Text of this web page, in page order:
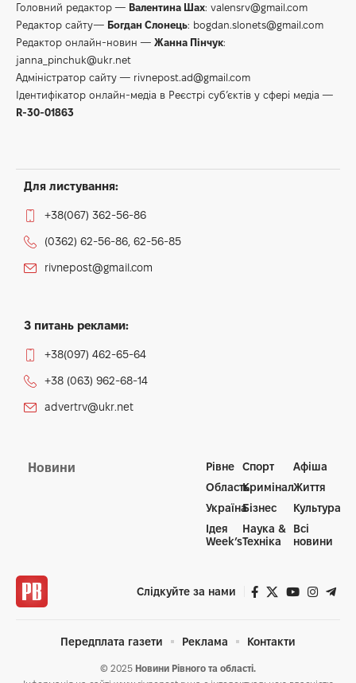
Головний редактор — Валентина Шах: valensrv@gmail.com
Редактор сайту— Богдан Слонець: bogdan.slonets@gmail.com
Редактор онлайн-новин — Жанна Пінчук:
janna_pinchuk@ukr.net
Адміністратор сайту — rivnepost.ad@gmail.com
Ідентифікатор онлайн-медіа в Реєстрі суб’єктів у сфері медіа —
R-30-01863
Для листування:
+38(067) 362-56-86
(0362) 62-56-86, 62-56-85
rivnepost@gmail.com
З питань реклами:
+38(097) 462-65-64
+38 (063) 962-68-14
advertrv@ukr.net
Новини
Рівне
Область
Україна
Ідея
Week’s
Спорт
Кримінал
Бізнес
Наука &
Техніка
Афіша
Життя
Культура
Всі
новини
Слідкуйте за нами
© 2025 Новини Рівного та області.
Передплата газети Реклама Контакти